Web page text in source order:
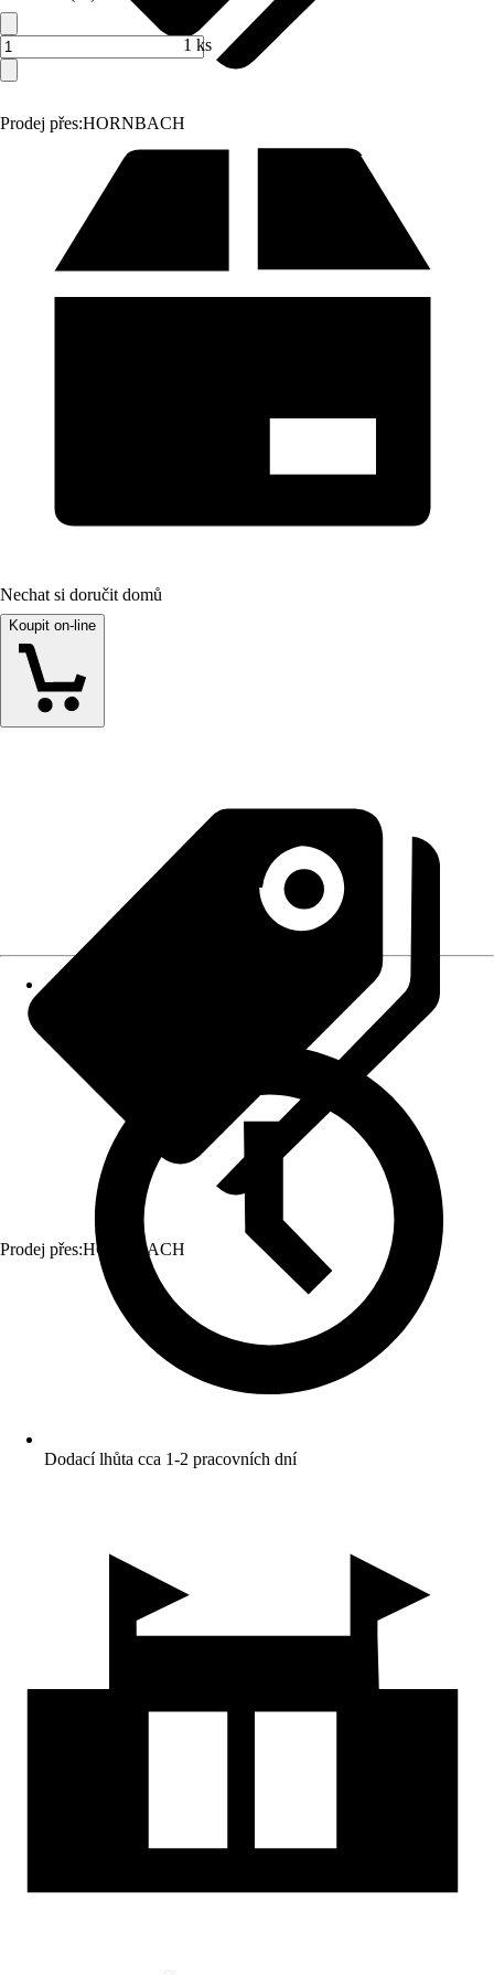
Prodej přes:HORNBACH
1 ks
Nechat si doručit domů
Koupit on-line
Prodej přes:HORNBACH
Dodací lhůta cca 1-2 pracovních dní